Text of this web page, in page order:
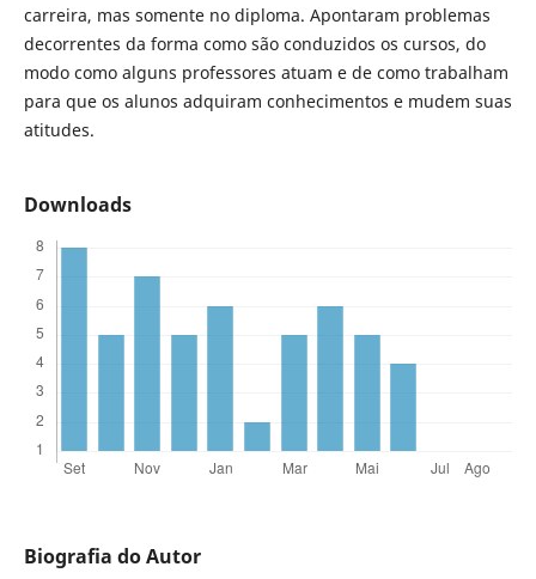
carreira, mas somente no diploma. Apontaram problemas
decorrentes da forma como são conduzidos os cursos, do
modo como alguns professores atuam e de como trabalham
para que os alunos adquiram conhecimentos e mudem suas
atitudes.
Downloads
Biografia do Autor